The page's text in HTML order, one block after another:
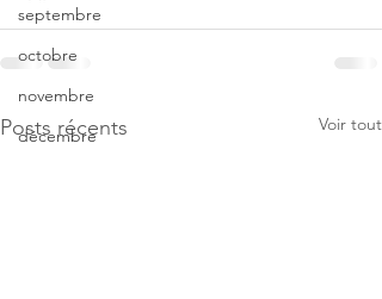
septembre
octobre
novembre
décembre
Posts récents Voir tout